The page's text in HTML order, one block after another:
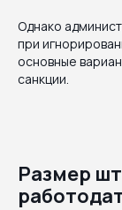
Однако
при
основные
санкции.
Размер